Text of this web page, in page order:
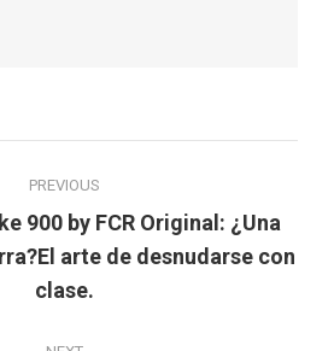
PREVIOUS
Previous
post:
900 by FCR Original: ¿Una
arte de desnudarse con
clase.